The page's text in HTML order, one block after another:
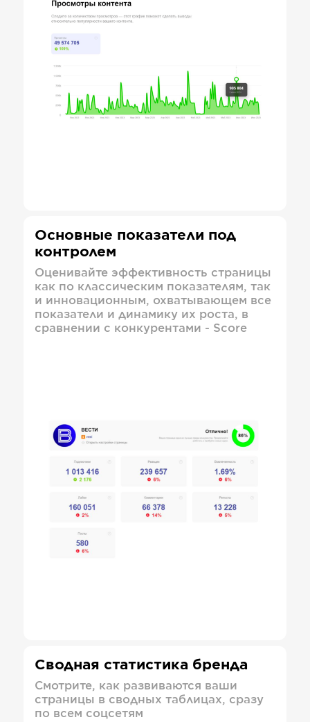
Основные показатели под
контролем
Оценивайте эффективность страницы
как по классическим показателям, так
и инновационным, охватывающем все
показатели и динамику их роста, в
сравнении с конкурентами - Score
Сводная статистика бренда
Смотрите, как развиваются ваши
страницы в сводных таблицах, сразу
по всем соцсетям